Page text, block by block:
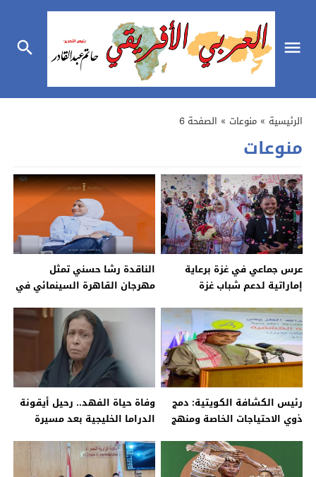
الرئيسية » منوعات » الصفحة 6
منوعات
عرس جماعي في غزة برعاية
إماراتية لدعم شباب غزة
الناقدة رشا حسني تمثل
مهرجان القاهرة السينمائي في
رئيس الكشافة الكويتية: دمج
ذوي الاحتياجات الخاصة ومنهج
وفاة حياة الفهد.. رحيل أيقونة
الدراما الخليجية بعد مسيرة